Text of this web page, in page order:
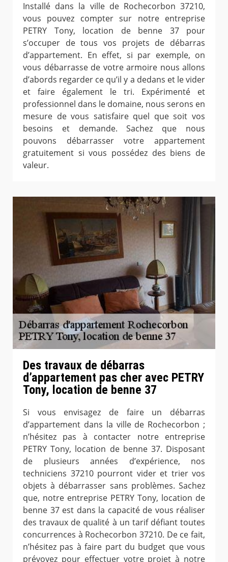
Installé dans la ville de Rochecorbon 37210,
vous pouvez compter sur notre entreprise
PETRY Tony, location de benne 37 pour
s’occuper de tous vos projets de débarras
d’appartement. En effet, si par exemple, on
vous débarrasse de votre armoire nous allons
d’abords regarder ce qu’il y a dedans et le vider
et faire également le tri. Expérimenté et
professionnel dans le domaine, nous serons en
mesure de vous satisfaire quel que soit vos
besoins et demande. Sachez que nous
pouvons débarrasser votre appartement
gratuitement si vous possédez des biens de
valeur.
Des travaux de débarras
d’appartement pas cher avec PETRY
Tony, location de benne 37
Si vous envisagez de faire un débarras
d’appartement dans la ville de Rochecorbon ;
n’hésitez pas à contacter notre entreprise
PETRY Tony, location de benne 37. Disposant
de plusieurs années d’expérience, nos
techniciens 37210 pourront vider et trier vos
objets à débarrasser sans problèmes. Sachez
que, notre entreprise PETRY Tony, location de
benne 37 est dans la capacité de vous réaliser
des travaux de qualité à un tarif défiant toutes
concurrences à Rochecorbon 37210. De ce fait,
n’hésitez pas à faire part du budget que vous
prévoyez pour effectuer votre projet à notre